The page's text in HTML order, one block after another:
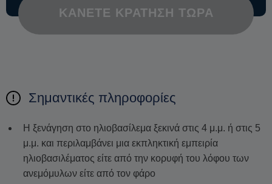
ΚΆΝΕΤΕ ΚΡΆΤΗΣΗ ΤΏΡΑ
Σημαντικές πληροφορίες
Η ξενάγηση στο ηλιοβασίλεμα ξεκινά στις 4 μ.μ. ή στις 5
μ.μ. και περιλαμβάνει μια εκπληκτική εμπειρία
ηλιοβασιλέματος είτε από την κορυφή του λόφου των
ανεμόμυλων είτε από τον φάρο